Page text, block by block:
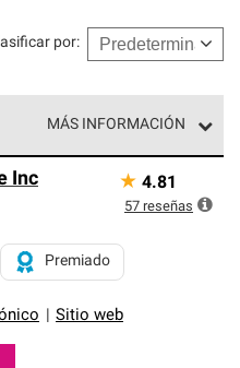
por:
MÁS INFORMACIÓN
de nuestra red
estrictos de
mejor garantía de
Inc
Sitio web
Premiado
★ 4.81
57 reseñas